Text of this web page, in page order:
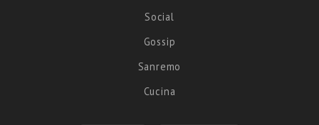
Social
Gossip
Sanremo
Cucina